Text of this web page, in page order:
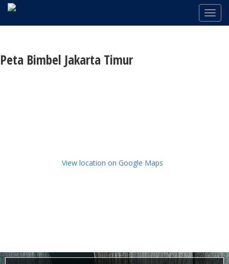
Peta Bimbel Jakarta Timur
View location on Google Maps